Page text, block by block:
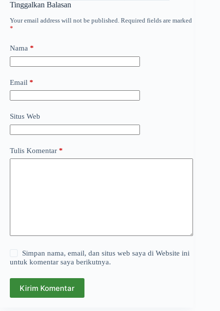
Tinggalkan Balasan
Your email address will not be published. Required fields are marked
*
Nama *
Email *
Situs Web
Tulis Komentar *
Simpan nama, email, dan situs web saya di Website ini
untuk komentar saya berikutnya.
Kirim Komentar